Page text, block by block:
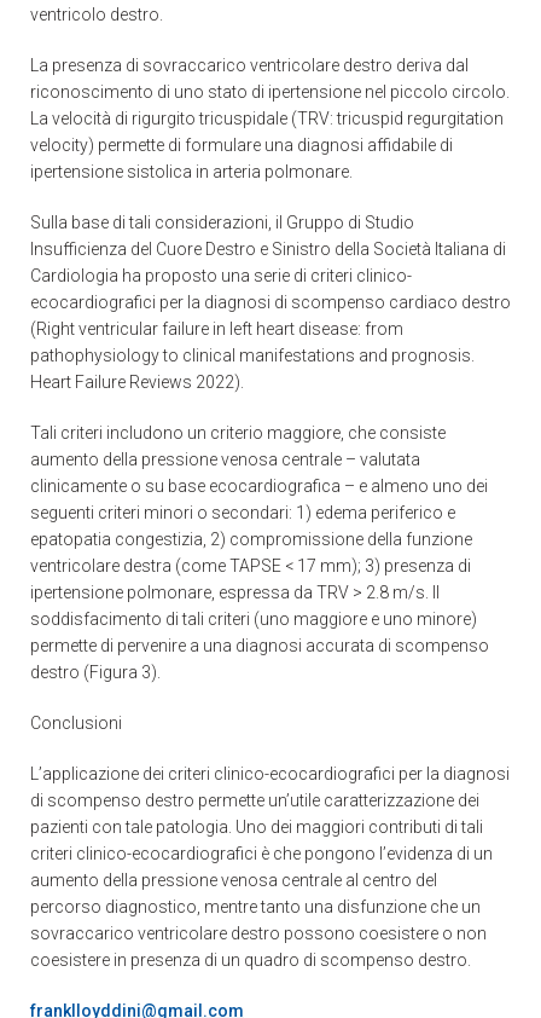
ventricolo destro.
La presenza di sovraccarico ventricolare destro deriva dal
riconoscimento di uno stato di ipertensione nel piccolo circolo.
La velocità di rigurgito tricuspidale (TRV: tricuspid regurgitation
velocity) permette di formulare una diagnosi affidabile di
ipertensione sistolica in arteria polmonare.
Sulla base di tali considerazioni, il Gruppo di Studio
Insufficienza del Cuore Destro e Sinistro della Società Italiana di
Cardiologia ha proposto una serie di criteri clinico-
ecocardiografici per la diagnosi di scompenso cardiaco destro
(Right ventricular failure in left heart disease: from
pathophysiology to clinical manifestations and prognosis.
Heart Failure Reviews 2022).
Tali criteri includono un criterio maggiore, che consiste
aumento della pressione venosa centrale – valutata
clinicamente o su base ecocardiografica – e almeno uno dei
seguenti criteri minori o secondari: 1) edema periferico e
epatopatia congestizia, 2) compromissione della funzione
ventricolare destra (come TAPSE < 17 mm); 3) presenza di
ipertensione polmonare, espressa da TRV > 2.8 m/s. Il
soddisfacimento di tali criteri (uno maggiore e uno minore)
permette di pervenire a una diagnosi accurata di scompenso
destro (Figura 3).
Conclusioni
L’applicazione dei criteri clinico-ecocardiografici per la diagnosi
di scompenso destro permette un’utile caratterizzazione dei
pazienti con tale patologia. Uno dei maggiori contributi di tali
criteri clinico-ecocardiografici è che pongono l’evidenza di un
aumento della pressione venosa centrale al centro del
percorso diagnostico, mentre tanto una disfunzione che un
sovraccarico ventricolare destro possono coesistere o non
coesistere in presenza di un quadro di scompenso destro.
franklloyddini@gmail.com